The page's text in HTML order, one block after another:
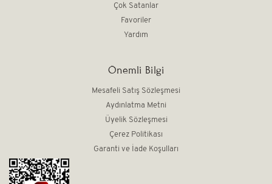
Çok Satanlar
Favoriler
Yardım
Önemli Bilgi
Mesafeli Satış Sözleşmesi
Aydınlatma Metni
Üyelik Sözleşmesi
Çerez Politikası
Garanti ve İade Koşulları